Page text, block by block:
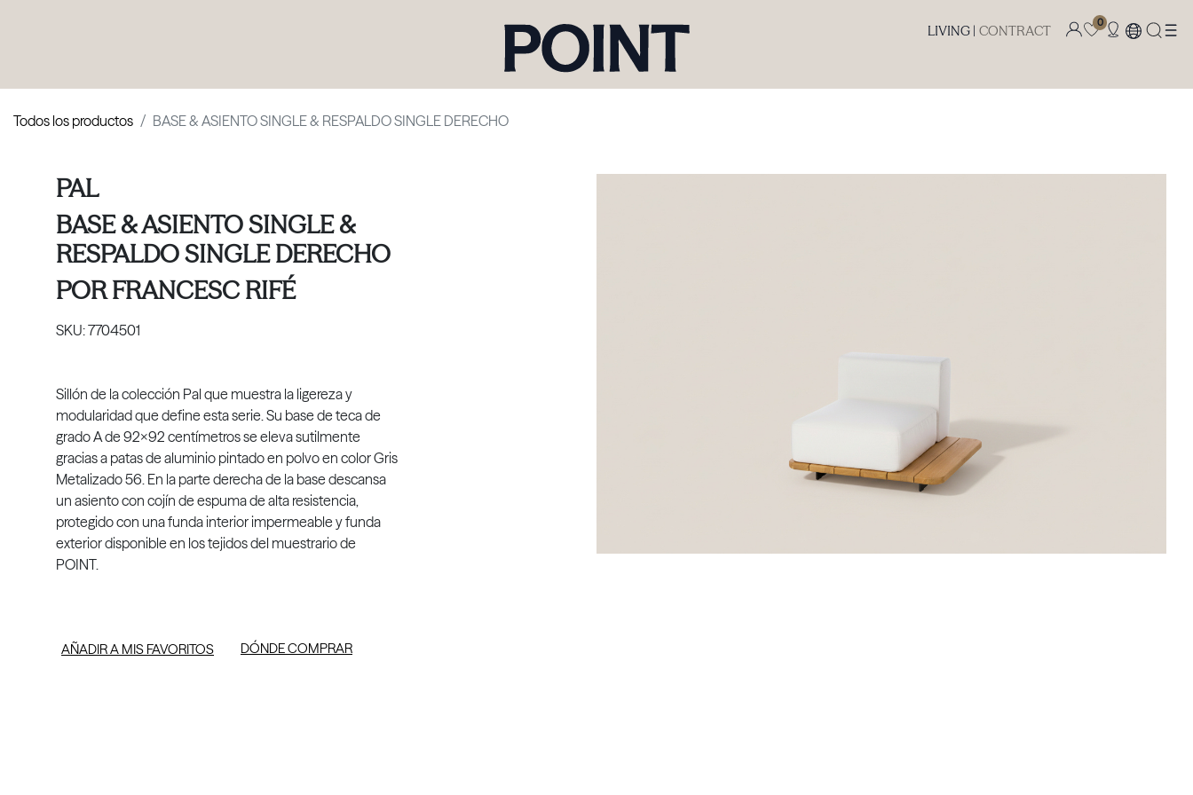
LIVING | CONTRACT
0
Todos los productos BASE & ASIENTO SINGLE & RESPALDO SINGLE DERECHO
PAL
BASE & ASIENTO SINGLE &
RESPALDO SINGLE DERECHO
PORFRANCESC RIFÉ
SKU:7704501
Sillón de la colección Pal que muestra la ligereza y
modularidad que define esta serie. Su base de teca de
grado A de 92x92 centímetros se eleva sutilmente
gracias a patas de aluminio pintado en polvo en color Gris
Metalizado 56. En la parte derecha de la base descansa
un asiento con cojín de espuma de alta resistencia,
protegido con una funda interior impermeable y funda
exterior disponible en los tejidos del muestrario de
POINT.
AÑADIR A MIS FAVORITOS DÓNDE COMPRAR